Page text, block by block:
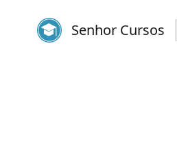
Senhor Cursos